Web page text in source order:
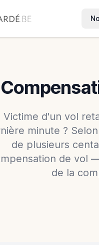
Victime d'un vol
minute ?
de plusieurs
de vol
de la